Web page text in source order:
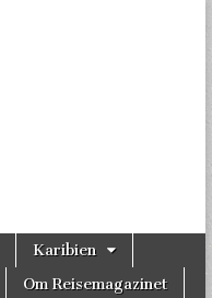
Karibien
Om Reisemagazinet